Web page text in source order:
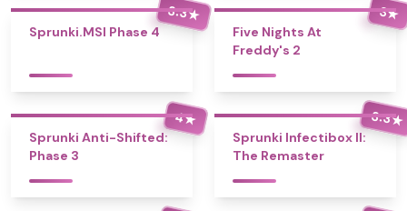
3.3★
Sprunki.MSI Phase 4
3★
Five Nights At
Freddy's 2
4★
Sprunki Anti-Shifted:
Phase 3
3.3★
Sprunki Infectibox II:
The Remaster